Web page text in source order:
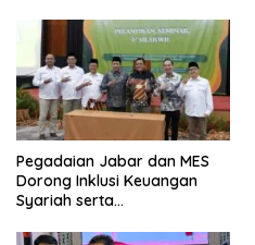
Pegadaian Jabar dan MES
Dorong Inklusi Keuangan
Syariah serta